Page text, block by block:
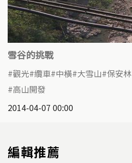
雪谷的挑戰
觀光 纜車 中橫 大雪山 保安林
高山開發
2014-04-07 00:00
編輯推薦